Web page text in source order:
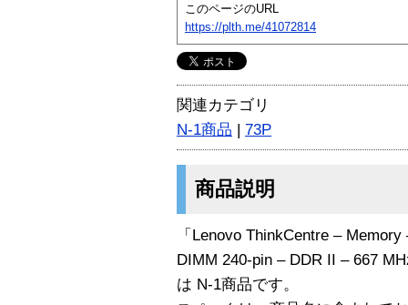
このページのURL
https://plth.me/41072814
関連カテゴリ
N-1商品 | 73P
商品説明
「Lenovo ThinkCentre –
DIMM 240-pin – DDR II – 667
は N-1商品です。